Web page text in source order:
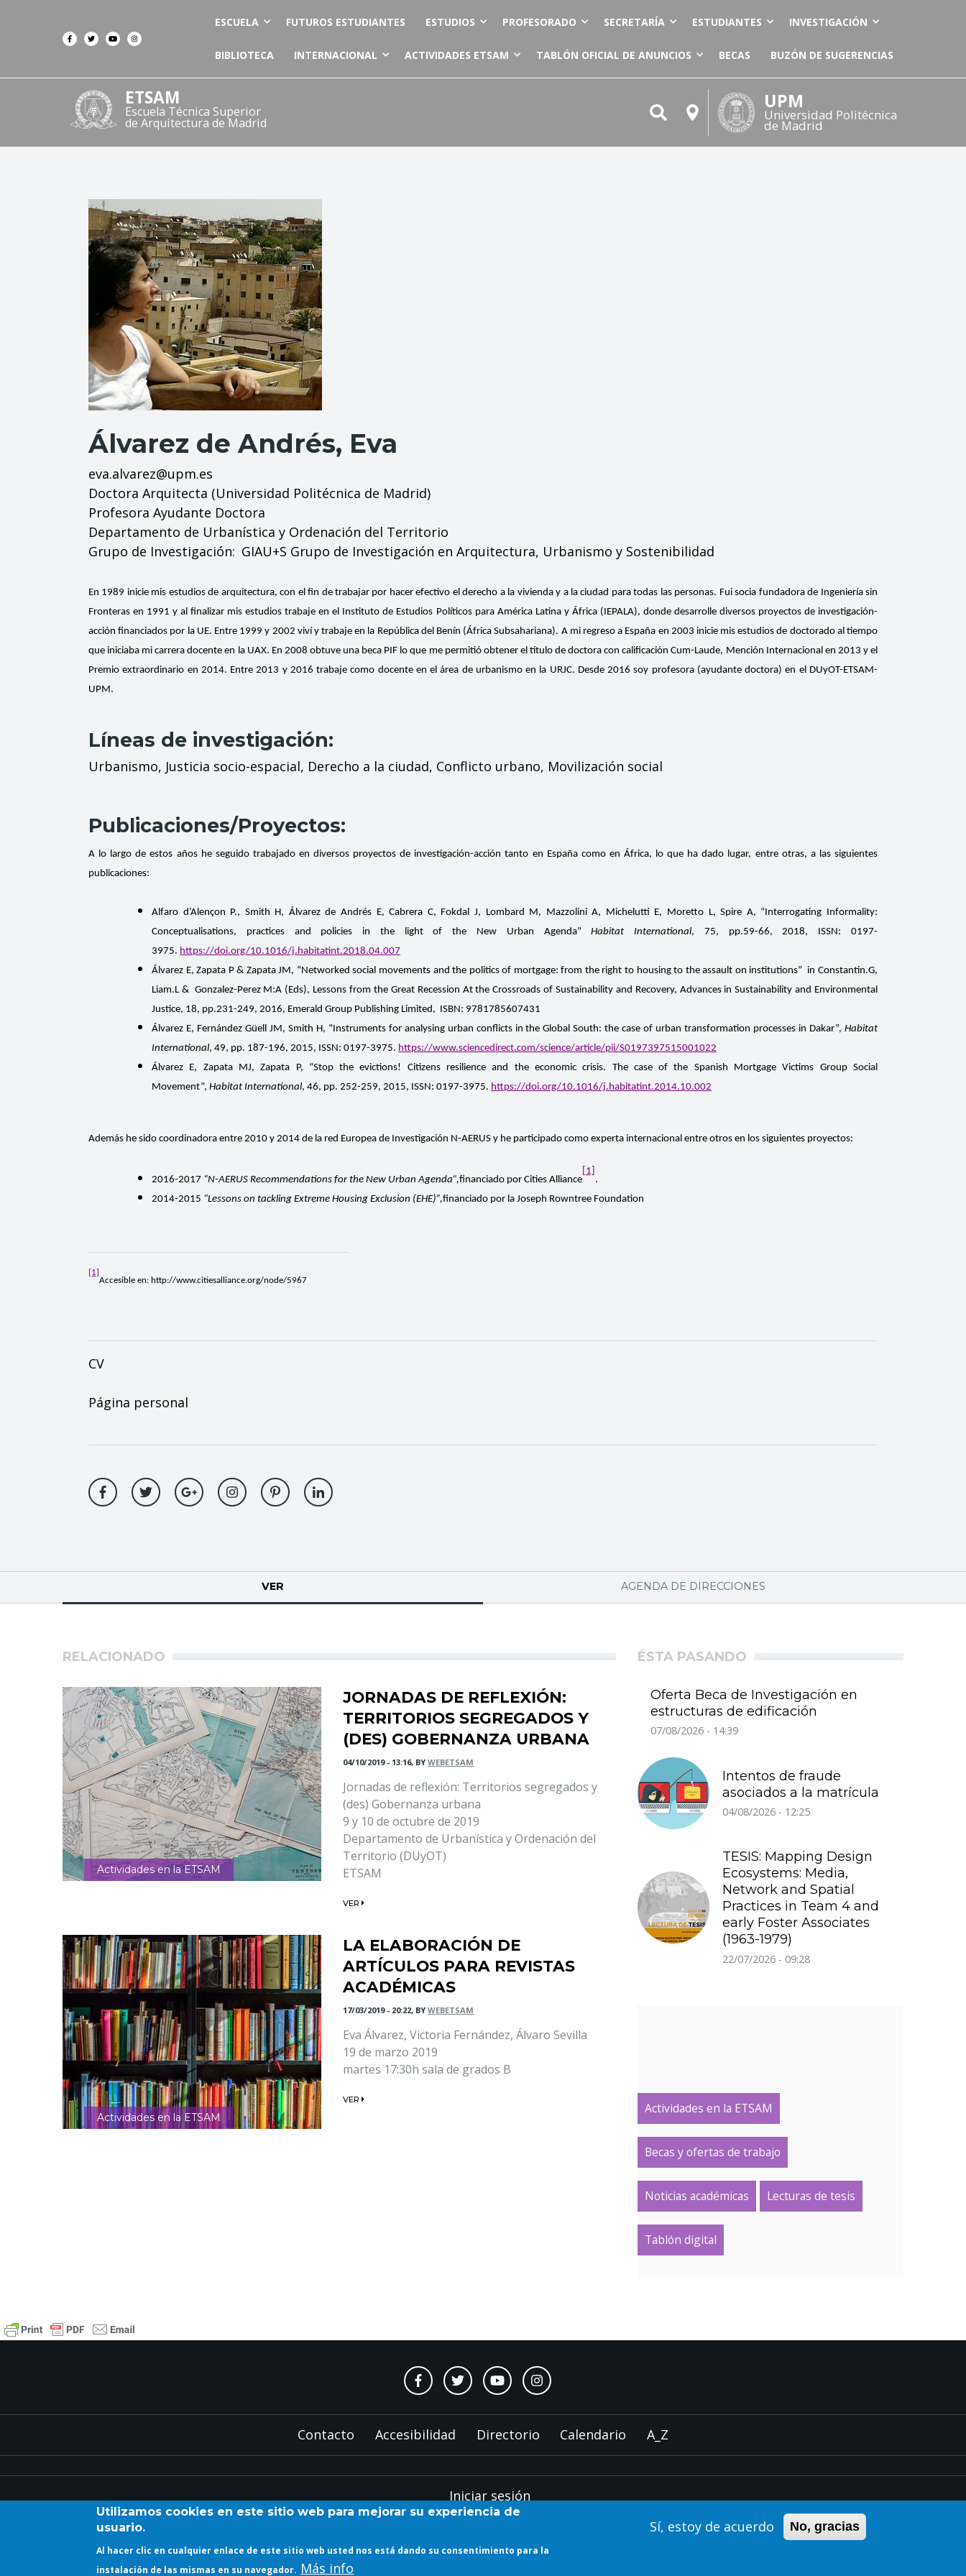
ESCUELA FUTUROS ESTUDIANTES ESTUDIOS PROFESORADO SECRETARÍA ESTUDIANTES INVESTIGACIÓN
BIBLIOTECA INTERNACIONAL ACTIVIDADES ETSAM TABLÓN OFICIAL DE ANUNCIOS BECAS BUZÓN DE SUGERENCIAS
ETSAM
Escuela Técnica Superior
de Arquitectura de Madrid
UPM
Universidad Politécnica
de Madrid
Álvarez de Andrés, Eva
eva.alvarez@upm.es
Doctora Arquitecta (Universidad Politécnica de Madrid)
Profesora Ayudante Doctora
Departamento de Urbanística y Ordenación del Territorio
Grupo de Investigación
GIAU+S Grupo de Investigación en Arquitectura, Urbanismo y Sostenibilidad
En 1989 inicie mis estudios de arquitectura, con el fin de trabajar por hacer efectivo el derecho a la vivienda y a la ciudad para todas las personas. Fui socia fundadora de Ingeniería sin
Fronteras en 1991 y al finalizar mis estudios trabaje en el Instituto de Estudios Políticos para América Latina y África (IEPALA), donde desarrolle diversos proyectos de investigación-
acción financiados por la UE. Entre 1999 y 2002 viví y trabaje en la República del Benín (África Subsahariana). A mi regreso a España en 2003 inicie mis estudios de doctorado al tiempo
que iniciaba mi carrera docente en la UAX. En 2008 obtuve una beca PIF lo que me permitió obtener el título de doctora con calificación Cum-Laude, Mención Internacional en 2013 y el
Premio extraordinario en 2014. Entre 2013 y 2016 trabaje como docente en el área de urbanismo en la URJC. Desde 2016 soy profesora (ayudante doctora) en el DUyOT-ETSAM-
UPM.
Líneas de investigación:
Urbanismo, Justicia socio-espacial, Derecho a la ciudad, Conflicto urbano, Movilización social
Publicaciones/Proyectos:
A lo largo de estos años he seguido trabajado en diversos proyectos de investigación-acción tanto en España como en África, lo que ha dado lugar, entre otras, a las siguientes
publicaciones:
Alfaro d’Alençon P., Smith H, Álvarez de Andrés E, Cabrera C, Fokdal J, Lombard M, Mazzolini A, Michelutti E, Moretto L, Spire A, “Interrogating Informality:
Conceptualisations, practices and policies in the light of the New Urban Agenda”Habitat International, 75, pp.59-66, 2018, ISSN: 0197-
3975. https://doi.org/10.1016/j.habitatint.2018.04.007
Álvarez E, Zapata P & Zapata JM, “Networked social movements and the politics of mortgage: from the right to housing to the assault on institutions” in Constantin.G,
Liam.L & Gonzalez-Perez M:A (Eds), Lessons from the Great Recession At the Crossroads of Sustainability and Recovery, Advances in Sustainability and Environmental
Justice, 18, pp.231-249, 2016, Emerald Group Publishing Limited, ISBN: 9781785607431
Álvarez E, Fernández Güell JM, Smith H, “Instruments for analysing urban conflicts in the Global South: the case of urban transformation processes in Dakar”, Habitat
International, 49, pp. 187-196, 2015, ISSN: 0197-3975. https://www.sciencedirect.com/science/article/pii/S0197397515001022
Álvarez E, Zapata MJ, Zapata P, “Stop the evictions! Citizens resilience and the economic crisis. The case of the Spanish Mortgage Victims Group Social
Movement”, Habitat International, 46, pp. 252-259, 2015, ISSN: 0197-3975. https://doi.org/10.1016/j.habitatint.2014.10.002
Además he sido coordinadora entre 2010 y 2014 de la red Europea de Investigación N-AERUS y he participado como experta internacional entre otros en los siguientes proyectos:
2016-2017 “N-AERUS Recommendations for the New Urban Agenda”,financiado por Cities Alliance
[1]
.
2014-2015 “Lessons on tackling Extreme Housing Exclusion (EHE)”,financiado por la Joseph Rowntree Foundation
[1]
Accesible en: http://www.citiesalliance.org/node/5967
CV
Página personal
principales
VER AGENDA DE DIRECCIONES
RELACIONADO
Actividades en la ETSAM
JORNADAS DE REFLEXIÓN:
TERRITORIOS SEGREGADOS Y
(DES) GOBERNANZA URBANA
04/10/2019 - 13:16, BY WEBETSAM
Jornadas de reflexión: Territorios segregados y
(des) Gobernanza urbana
9 y 10 de octubre de 2019
Departamento de Urbanística y Ordenación del
Territorio (DUyOT)
ETSAM
VER
Actividades en la ETSAM
LA ELABORACIÓN DE
ARTÍCULOS PARA REVISTAS
ACADÉMICAS
17/03/2019 - 20:22, BY WEBETSAM
Eva Álvarez, Victoria Fernández, Álvaro Sevilla
19 de marzo 2019
martes 17:30h sala de grados B
VER
ÉSTA PASANDO
Oferta Beca de Investigación en
estructuras de edificación
07/08/2026 - 14:39
Intentos de fraude
asociados a la matrícula
04/08/2026 - 12:25
TESIS: Mapping Design
Ecosystems: Media,
Network and Spatial
Practices in Team 4 and
early Foster Associates
(1963-1979)
22/07/2026 - 09:28
Actividades en la ETSAM
Becas y ofertas de trabajo
Noticias académicas Lecturas de tesis
Tablón digital
Contacto Accesibilidad Directorio Calendario A_Z
Iniciar sesión
Utilizamos cookies en este sitio web para mejorar su experiencia de
usuario.
Al hacer clic en cualquier enlace de este sitio web usted nos está dando su consentimiento para la
instalación de las mismas en su navegador. Más info
Sí, estoy de acuerdo No, gracias